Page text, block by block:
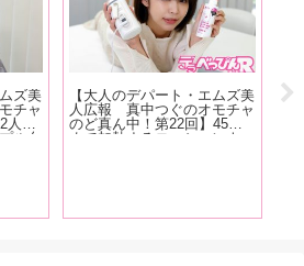
ズ美
チャ
人で
ル向
【大人のデパート・エムズ美
人広報 真中つぐのオモチャ
のど真ん中！第22回】45度
まで加熱するローションウォ